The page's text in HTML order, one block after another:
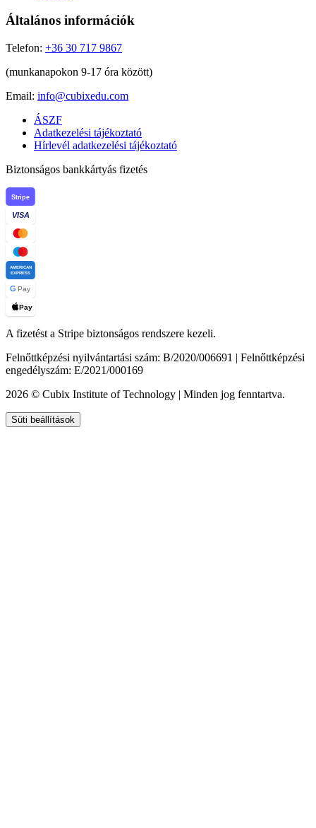
Általános információk
Telefon: +36 30 717 9867
(munkanapokon 9-17 óra között)
Email: info@cubixedu.com
ÁSZF
Adatkezelési tájékoztató
Hírlevél adatkezelési tájékoztató
Biztonságos bankkártyás fizetés
Stripe
VISA
AMERICAN
EXPRESS
G Pay
Pay
A fizetést a Stripe biztonságos rendszere kezeli.
Felnőttképzési nyilvántartási szám: B/2020/006691 | Felnőttképzési
engedélyszám: E/2021/000169
2026 © Cubix Institute of Technology | Minden jog fenntartva.
Süti beállítások